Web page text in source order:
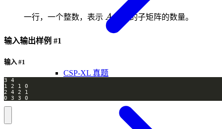
CSP-XL 真题
一行，一个整数，表示 A
A中好的子矩阵的数量。
输入输出样例 #1
输入 #1
0 3 3 0